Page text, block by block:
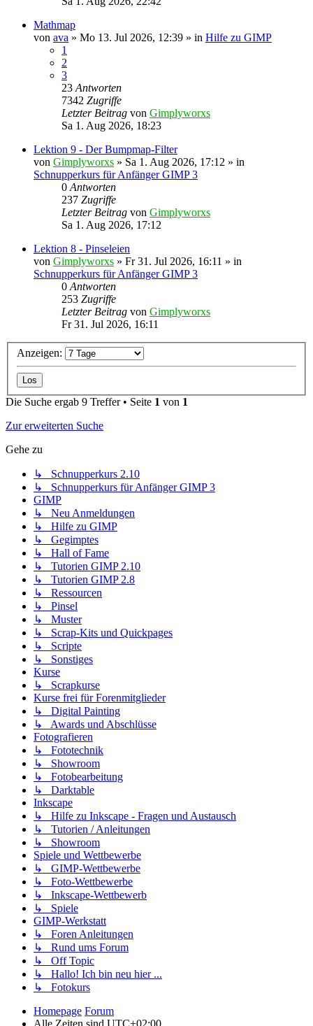
Mathmap
von ava » Mo 13. Jul 2026, 12:39 » in Hilfe zu GIMP
1
2
3
23 Antworten
7342 Zugriffe
Letzter Beitrag von Gimplyworxs
Sa 1. Aug 2026, 18:23
Lektion 9 - Der Bumpmap-Filter
von Gimplyworxs » Sa 1. Aug 2026, 17:12 » in
Schnupperkurs für Anfänger GIMP 3
0 Antworten
237 Zugriffe
Letzter Beitrag von Gimplyworxs
Sa 1. Aug 2026, 17:12
Lektion 8 - Pinseleien
von Gimplyworxs » Fr 31. Jul 2026, 16:11 » in
Schnupperkurs für Anfänger GIMP 3
0 Antworten
253 Zugriffe
Letzter Beitrag von Gimplyworxs
Fr 31. Jul 2026, 16:11
Anzeigen:
Die Suche ergab 9 Treffer • Seite 1 von 1
Zur erweiterten Suche
Gehe zu
↳ Schnupperkurs 2.10
↳ Schnupperkurs für Anfänger GIMP 3
GIMP
↳ Neu Anmeldungen
↳ Hilfe zu GIMP
↳ Gegimptes
↳ Hall of Fame
↳ Tutorien GIMP 2.10
↳ Tutorien GIMP 2.8
↳ Ressourcen
↳ Pinsel
↳ Muster
↳ Scrap-Kits und Quickpages
↳ Scripte
↳ Sonstiges
Kurse
↳ Scrapkurse
Kurse frei für Forenmitglieder
↳ Digital Painting
↳ Awards und Abschlüsse
Fotografieren
↳ Fototechnik
↳ Showroom
↳ Fotobearbeitung
↳ Darktable
Inkscape
↳ Hilfe zu Inkscape - Fragen und Austausch
↳ Tutorien / Anleitungen
↳ Showroom
Spiele und Wettbewerbe
↳ GIMP-Wettbewerbe
↳ Foto-Wettbewerbe
↳ Inkscape-Wettbewerb
↳ Spiele
GIMP-Werkstatt
↳ Foren Anleitungen
↳ Rund ums Forum
↳ Off Topic
↳ Hallo! Ich bin neu hier ...
↳ Fotokurs
Homepage Forum